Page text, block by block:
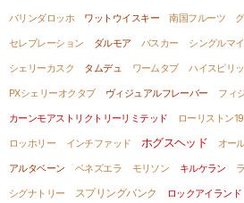
バリンダロッホ ワットウイスキー 南国フルーツ
セレブレーション
ダルモア バスカー シングルマ
シェリーカスク
タムデュ ワームタブ ハイスピリ
PXシェリーオクタブ
ヴィジュアルフレーバー フィ
カーンモアストリクトリーリミテッド
ローリストン
ロッホリー
インチファッド ホグスヘッド
オー
アルタベーン
ベネズエラ モリソン キルケラン
シグナトリー
スプリングバンク ロックアイランド